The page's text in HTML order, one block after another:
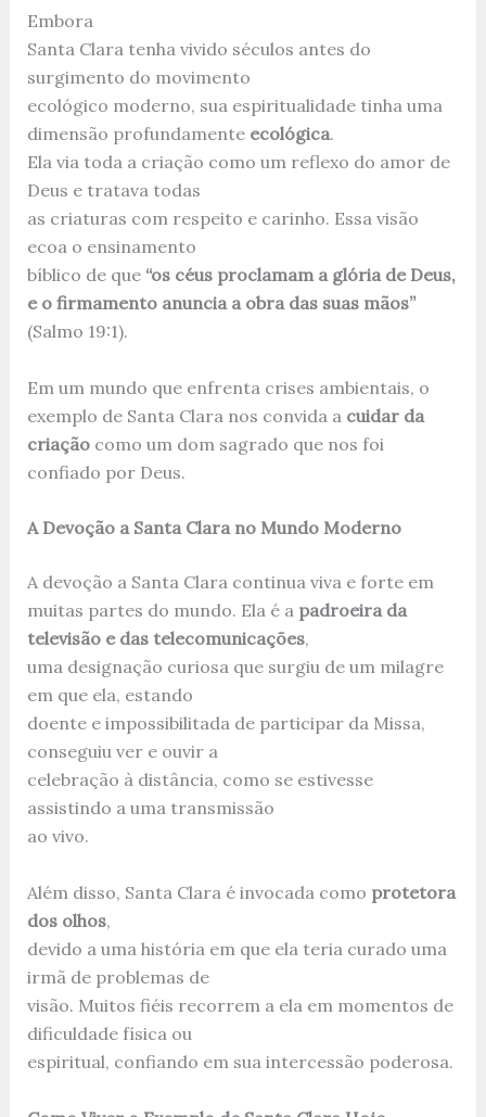
Embora
Santa Clara tenha vivido séculos antes do
surgimento do movimento
ecológico moderno, sua espiritualidade tinha uma
dimensão profundamente ecológica.
Ela via toda a criação como um reflexo do amor de
Deus e tratava todas
as criaturas com respeito e carinho. Essa visão
ecoa o ensinamento
bíblico de que “os céus proclamam a glória de Deus,
e o firmamento anuncia a obra das suas mãos”
(Salmo 19:1).
Em um mundo que enfrenta crises ambientais, o
exemplo de Santa Clara nos convida a cuidar da
criaçãocomo um dom sagrado que nos foi
confiado por Deus.
A Devoção a Santa Clara no Mundo Moderno
A devoção a Santa Clara continua viva e forte em
muitas partes do mundo. Ela é a padroeira da
televisão e das telecomunicações,
uma designação curiosa que surgiu de um milagre
em que ela, estando
doente e impossibilitada de participar da Missa,
conseguiu ver e ouvir a
celebração à distância, como se estivesse
assistindo a uma transmissão
ao vivo.
Além disso, Santa Clara é invocada como protetora
dos olhos,
devido a uma história em que ela teria curado uma
irmã de problemas de
visão. Muitos fiéis recorrem a ela em momentos de
dificuldade física ou
espiritual, confiando em sua intercessão poderosa.